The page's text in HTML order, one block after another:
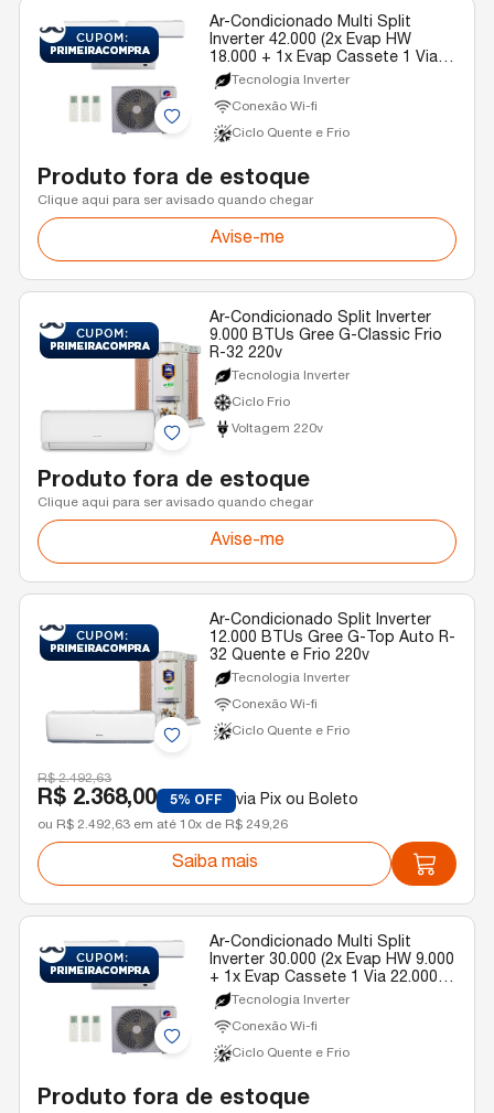
Ar-Condicionado Multi Split
Inverter 42.000 (2x Evap HW
18.000 + 1x Evap Cassete 1 Via
22.000) Gree Quente/Frio R-32
220v
Tecnologia Inverter
Conexão Wi-fi
Ciclo Quente e Frio
Produto fora de estoque
Clique aqui para ser avisado quando chegar
Avise-me
Ar-Condicionado Split Inverter
9.000 BTUs Gree G-Classic Frio
R-32 220v
Tecnologia Inverter
Ciclo Frio
Voltagem 220v
Produto fora de estoque
Clique aqui para ser avisado quando chegar
Avise-me
Ar-Condicionado Split Inverter
12.000 BTUs Gree G-Top Auto R-
32 Quente e Frio 220v
Tecnologia Inverter
Conexão Wi-fi
Ciclo Quente e Frio
R$ 2.492,63
R$ 2.368,00 5% OFF via Pix ou Boleto
ou R$ 2.492,63 em até 10x de R$ 249,26
Saiba mais
Ar-Condicionado Multi Split
Inverter 30.000 (2x Evap HW 9.000
+ 1x Evap Cassete 1 Via 22.000)
Gree Quente/Frio R-32 220v
Tecnologia Inverter
Conexão Wi-fi
Ciclo Quente e Frio
Produto fora de estoque